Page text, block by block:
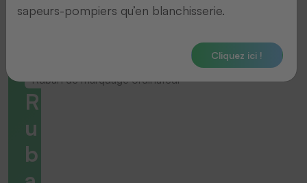
Ruban de marquage ordinateur
R
u
b
sapeurs-pompiers qu’en blanchisserie.
Cliquez ici !